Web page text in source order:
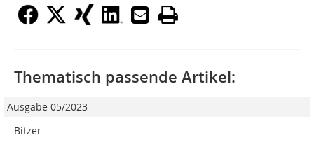
Thematisch passende Artikel:
Ausgabe 05/2023
Bitzer